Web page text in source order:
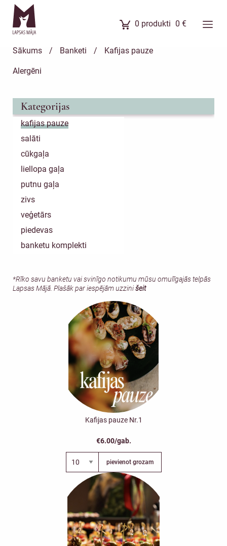
0 produkti 0 €
Sākums / Banketi / Kafijas pauze
Alergēni
Kategorijas
kafijas pauze
salāti
cūkgaļa
liellopa gaļa
putnu gaļa
zivs
veģetārs
piedevas
banketu komplekti
*Rīko savu banketu vai svinīgo notikumu mūsu omulīgajās telpās
Lapsas Mājā. Plašāk par iespējām uzzinišeit
Kafijas pauze Nr.1
€6.00/gab.
pievienot grozam